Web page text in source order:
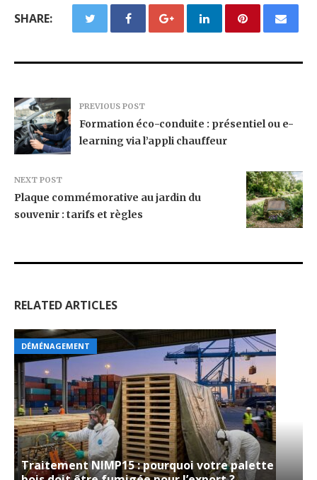
SHARE:
PREVIOUS POST
Formation éco-conduite : présentiel ou e-
learning via l’appli chauffeur
NEXT POST
Plaque commémorative au jardin du
souvenir : tarifs et règles
RELATED ARTICLES
DÉMÉNAGEMENT
Traitement NIMP15 : pourquoi votre palette